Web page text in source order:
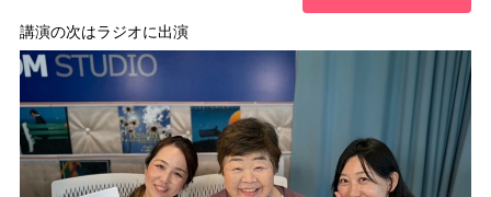
講演の次はラジオに出演